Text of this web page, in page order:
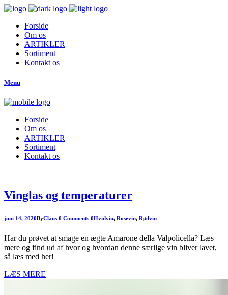
Forside
Om os
ARTIKLER
Sortiment
Kontakt os
Menu
Forside
Om os
ARTIKLER
Sortiment
Kontakt os
Vinglas og temperaturer
juni 14, 2020ByClaus 0 Comments 0Hvidvin, Rosevin, Rødvin
Har du prøvet at smage en ægte Amarone della Valpolicella? Læs
mere og find ud af hvor og hvordan denne særlige vin bliver lavet,
så læs med her!
LÆS MERE